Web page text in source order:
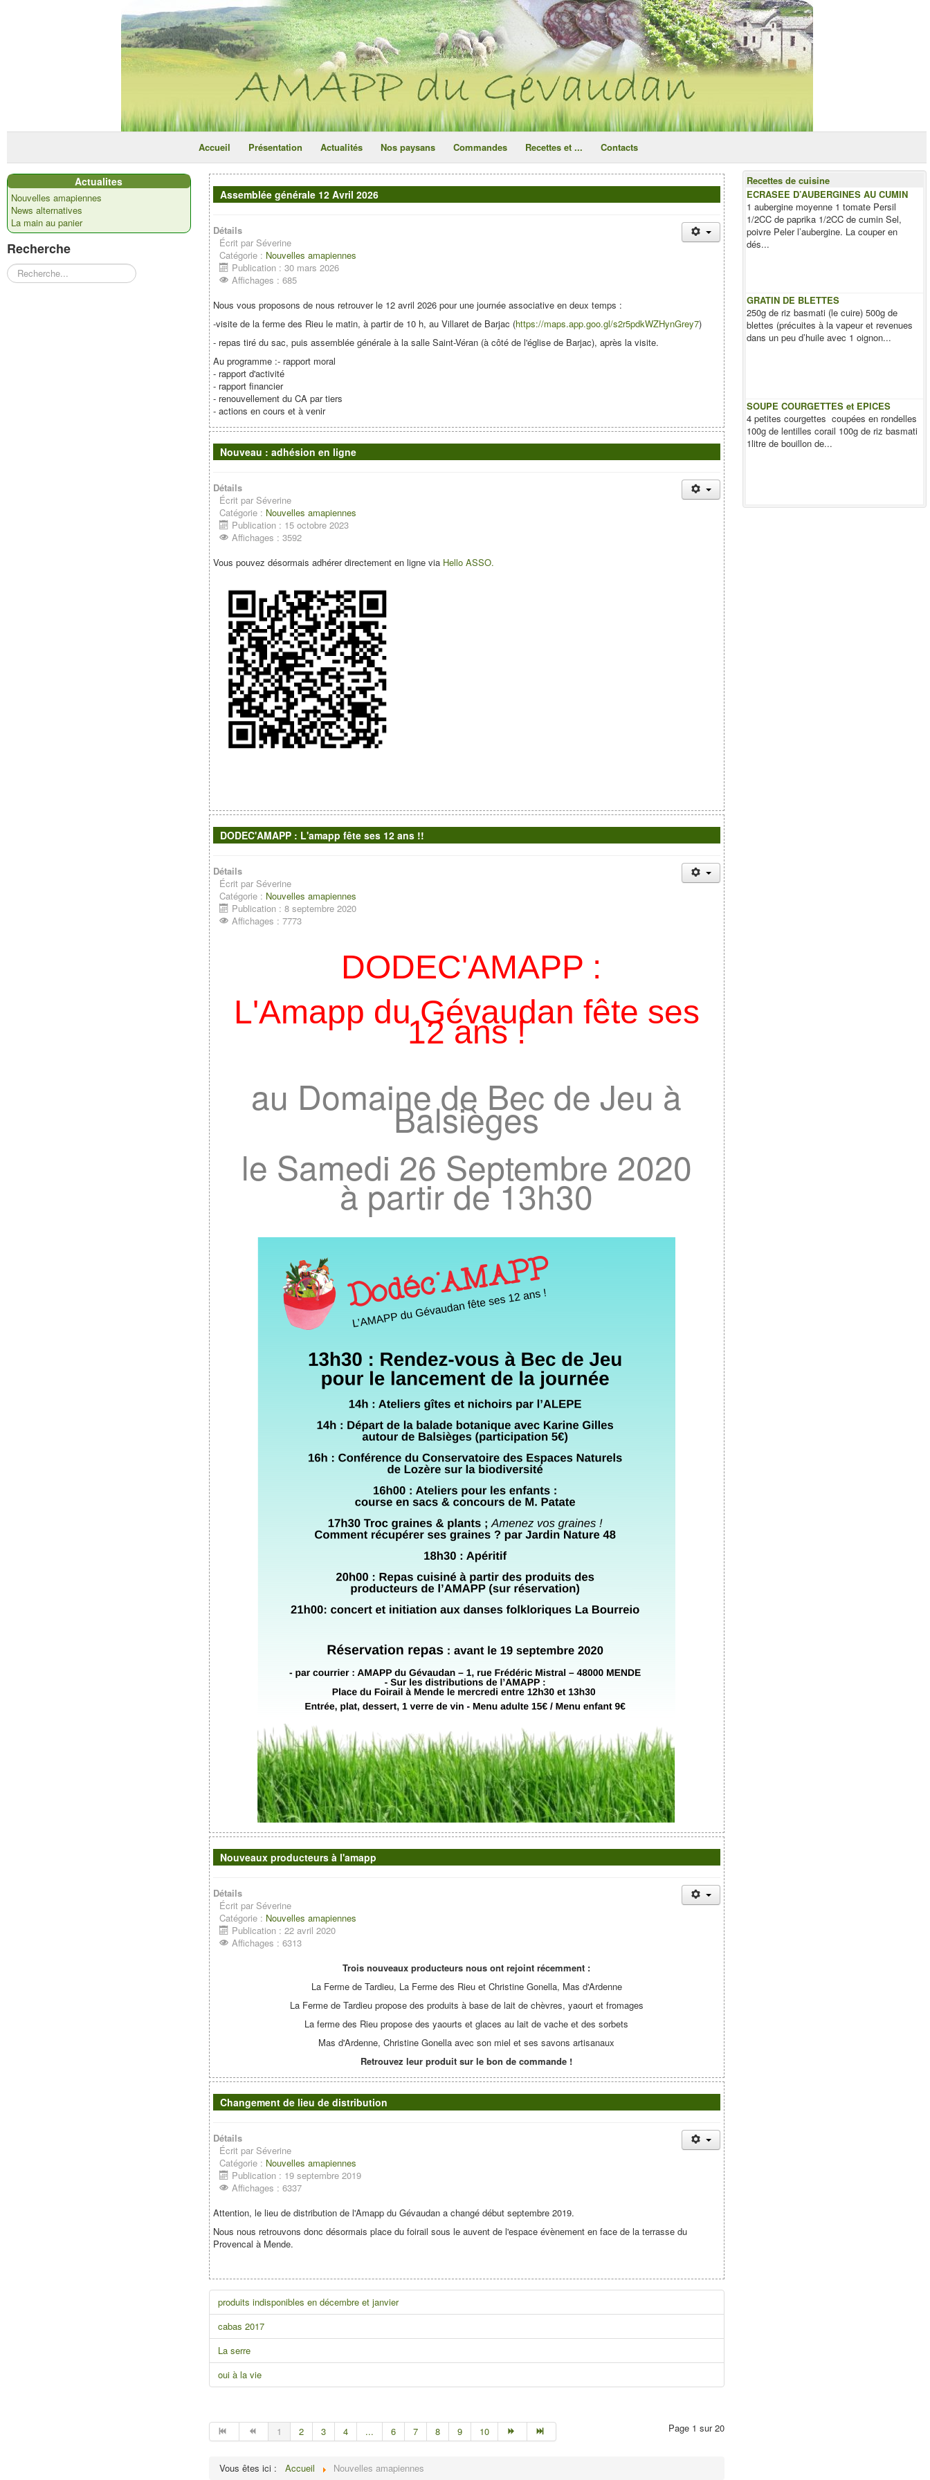
ce site utilise des cookies
Accueil Présentation Actualités Nos paysans Commandes Recettes et ... Contacts
Actualites
Nouvelles amapiennes
News alternatives
La main au panier
Recherche
Rechercher
Assemblée générale 12 Avril 2026
Détails
Écrit parSéverine
Catégorie : Nouvelles amapiennes
Publication : 30 mars 2026
Affichages : 685
Nous vous proposons de nous retrouver le 12 avril 2026 pour une journée associative en deux temps :
-visite de la ferme des Rieu le matin, à partir de 10 h, au Villaret de Barjac (https://maps.app.goo.gl/s2r5pdkWZHynGrey7)
- repas tiré du sac, puis assemblée générale à la salle Saint-Véran (à côté de l'église de Barjac), après la visite.
Au programme :- rapport moral
- rapport d'activité
- rapport financier
- renouvellement du CA par tiers
- actions en cours et à venir
Nouveau : adhésion en ligne
Détails
Écrit parSéverine
Catégorie : Nouvelles amapiennes
Publication : 15 octobre 2023
Affichages : 3592
Vous pouvez désormais adhérer directement en ligne via Hello ASSO.
DODEC'AMAPP : L'amapp fête ses 12 ans !!
Détails
Écrit parSéverine
Catégorie : Nouvelles amapiennes
Publication : 8 septembre 2020
Affichages : 7773
DODEC'AMAPP :
L'Amapp du Gévaudan fête ses
12 ans !
au Domaine de Bec de Jeu à
Balsièges
le Samedi 26 Septembre 2020
à partir de 13h30
Nouveaux producteurs à l'amapp
Détails
Écrit parSéverine
Catégorie : Nouvelles amapiennes
Publication : 22 avril 2020
Affichages : 6313
Trois nouveaux producteurs nous ont rejoint récemment :
La Ferme de Tardieu, La Ferme des Rieu et Christine Gonella, Mas d'Ardenne
La Ferme de Tardieu propose des produits à base de lait de chèvres, yaourt et fromages
La ferme des Rieu propose des yaourts et glaces au lait de vache et des sorbets
Mas d'Ardenne, Christine Gonella avec son miel et ses savons artisanaux
Retrouvez leur produit sur le bon de commande !
Changement de lieu de distribution
Détails
Écrit parSéverine
Catégorie : Nouvelles amapiennes
Publication : 19 septembre 2019
Affichages : 6337
Attention, le lieu de distribution de l'Amapp du Gévaudan a changé début septembre 2019.
Nous nous retrouvons donc désormais place du foirail sous le auvent de l'espace évènement en face de la terrasse du
Provencal à Mende.
produits indisponibles en décembre et janvier
cabas 2017
La serre
oui à la vie
Page 1 sur 20
1 2 3 4 ... 6 7 8 9 10
Vous êtes ici : Accueil Nouvelles amapiennes
Recettes de cuisine
ECRASEE D’AUBERGINES AU CUMIN
1 aubergine moyenne 1 tomate Persil
1/2CC de paprika 1/2CC de cumin Sel,
poivre Peler l’aubergine. La couper en
dés...
GRATIN DE BLETTES
250g de riz basmati (le cuire) 500g de
blettes (précuites à la vapeur et revenues
dans un peu d’huile avec 1 oignon...
SOUPE COURGETTES et EPICES
4 petites courgettes coupées en rondelles
100g de lentilles corail 100g de riz basmati
1litre de bouillon de...